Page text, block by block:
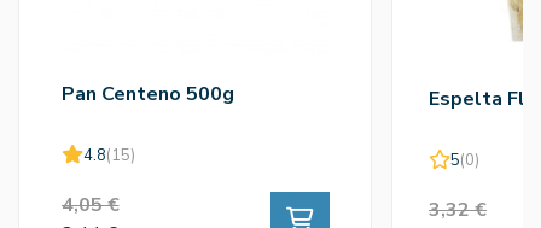
Pan Centeno 500g
4.8(15)
4,05 €
Espelta
5(0)
3,32 €